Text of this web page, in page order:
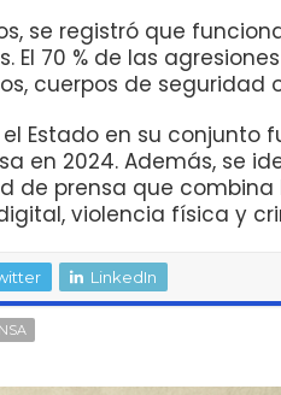
se registró que
El 70 % de las
cuerpos de seguridad
el Estado en su conjunto
en 2024. Además, se
de prensa que
violencia física y
LinkedIn